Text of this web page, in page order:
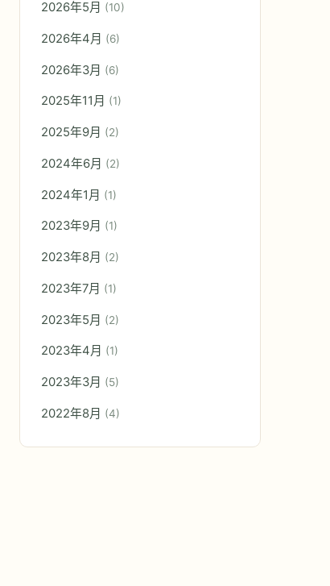
2026年5月 (10)
2026年4月 (6)
2026年3月 (6)
2025年11月 (1)
2025年9月 (2)
2024年6月 (2)
2024年1月 (1)
2023年9月 (1)
2023年8月 (2)
2023年7月 (1)
2023年5月 (2)
2023年4月 (1)
2023年3月 (5)
2022年8月 (4)